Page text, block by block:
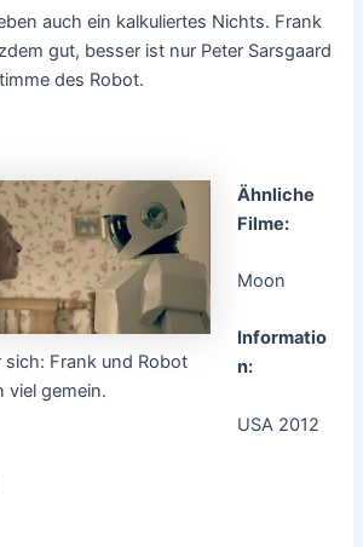
auch ein kalkuliertes Nichts. Frank
gut, besser ist nur Peter Sarsgaard
des Robot.
sich: Frank und Robot
viel gemein.
Ähnliche
Filme:
Moon
Informatio
n:
USA 2012